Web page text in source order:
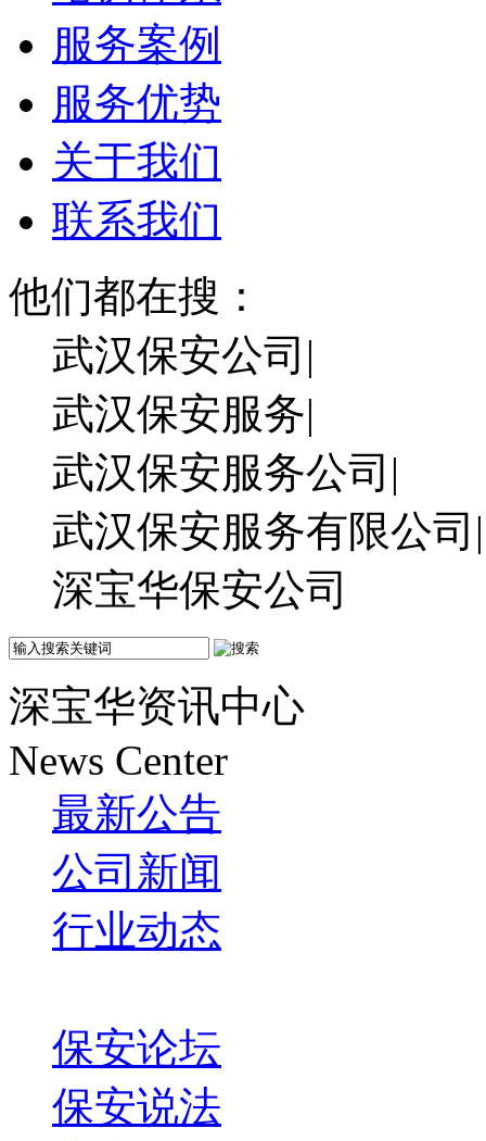
服务案例
服务优势
关于我们
联系我们
他们都在搜：
武汉保安公司|
武汉保安服务|
武汉保安服务公司|
武汉保安服务有限公司|
深宝华保安公司
深宝华资讯中心
News Center
最新公告
公司新闻
行业动态
保安论坛
保安说法